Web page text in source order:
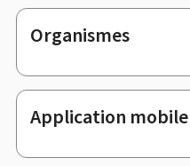
Organismes
Application mobile